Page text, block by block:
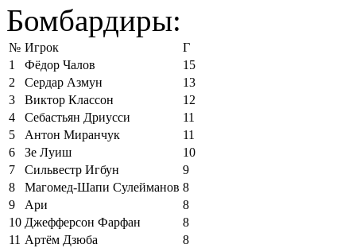
Бомбардиры:
№ Игрок
Г
1
Фёдор Чалов
15
2
Сердар Азмун
13
3
Виктор Классон
12
4
Себастьян Дриусси
11
5
Антон Миранчук
11
6
Зе Луиш
10
7
Сильвестр Игбун
9
8
Магомед-Шапи Сулейманов 8
9
Ари
8
10 Джефферсон Фарфан
8
11 Артём Дзюба
8